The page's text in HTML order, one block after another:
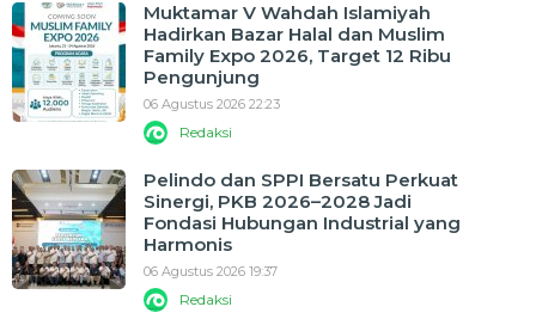
Muktamar V Wahdah Islamiyah
Hadirkan Bazar Halal dan Muslim
Family Expo 2026, Target 12 Ribu
Pengunjung
06 Agustus 2026 22:23
Redaksi
Pelindo dan SPPI Bersatu Perkuat
Sinergi, PKB 2026–2028 Jadi
Fondasi Hubungan Industrial yang
Harmonis
06 Agustus 2026 19:37
Redaksi